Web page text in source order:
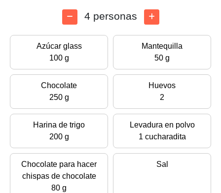
4 personas
Azúcar glass
100 g
Mantequilla
50 g
Chocolate
250 g
Huevos
2
Harina de trigo
200 g
Levadura en polvo
1 cucharadita
Chocolate para hacer
chispas de chocolate
80 g
Sal